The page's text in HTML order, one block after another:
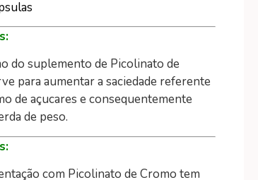
do suplemento de Picolinato de
para aumentar a saciedade referente
de açucares e consequentemente
de peso.
com Picolinato de Cromo tem